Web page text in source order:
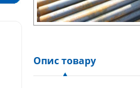
Опис товару